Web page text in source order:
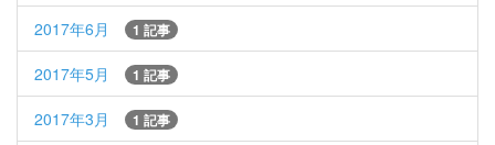
2017年6月 1 記事
2017年5月 1 記事
2017年3月 1 記事